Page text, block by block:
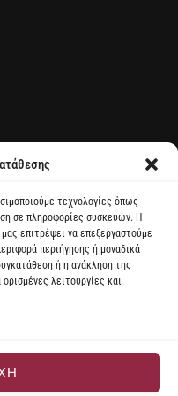
τεχνολογίες όπως
σε πληροφορίες συσκευών. Η
επιτρέψει να επεξεργαστούμε
περιήγησης ή μοναδικά
ή η ανάκληση της
λειτουργίες και